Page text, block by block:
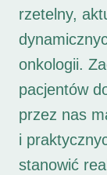
rzetelny,
onkologii.
pacjentów
przez nas
i
stanowić